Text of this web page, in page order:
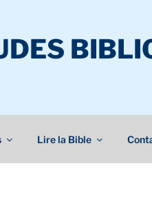
Lire la Bible